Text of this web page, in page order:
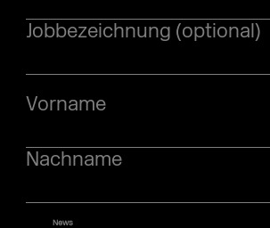
Jobbezeichnung (optional)
Vorname
Nachname
News